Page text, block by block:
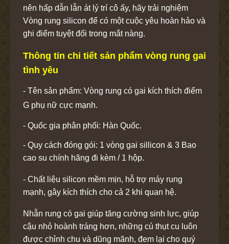
nên hấp dẫn lẫn át lý trí cô ấy, hãy trải nghiệm
Vòng rung silicon để có một cuộc yêu hoàn hảo và
ghi điểm tuyệt đối trong mắt nàng.
Thông tin chi tiết sản phẩm vòng rung gai
tình yêu
- Tên sản phẩm: Vòng rung có gai kích thích điểm
G phụ nữ cực mạnh.
- Quốc gia phân phối: Hàn Quốc.
- Quy cách đóng gói: 1 vòng gai sillicon & 3 Bao
cao su chính hãng đi kèm / 1 hộp.
- Chất liệu silicon mềm mịn, hỗ trợ máy rung
mạnh, gây kích thích cho cả 2 khi quan hệ.
Nhẫn rung có gai giúp tăng cường sinh lực, giúp
cậu nhỏ hoành tráng hơn, những cú thụt cu luôn
được chỉnh chu và dũng mãnh, đem lại cho quý